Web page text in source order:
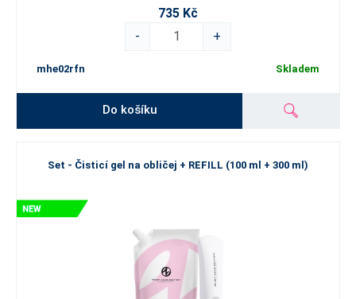
735 Kč
-
+
mhe02rfn Skladem
Do košíku
Set - Čisticí gel na obličej + REFILL (100 ml + 300 ml)